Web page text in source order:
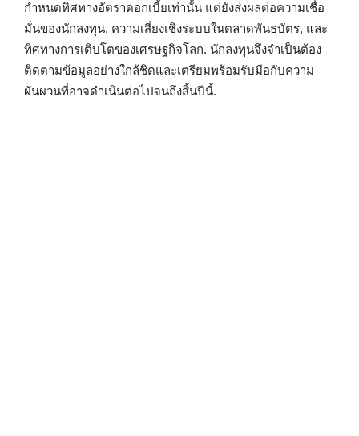
กำหนดทิศทางอัตราดอกเบี้ยเท่านั้น แต่ยังส่งผลต่อความเชื่อ
มั่นของนักลงทุน, ความเสี่ยงเชิงระบบในตลาดพันธบัตร, และ
ทิศทางการเติบโตของเศรษฐกิจโลก. นักลงทุนจึงจำเป็นต้อง
ติดตามข้อมูลอย่างใกล้ชิดและเตรียมพร้อมรับมือกับความ
ผันผวนที่อาจดำเนินต่อไปจนถึงสิ้นปีนี้.